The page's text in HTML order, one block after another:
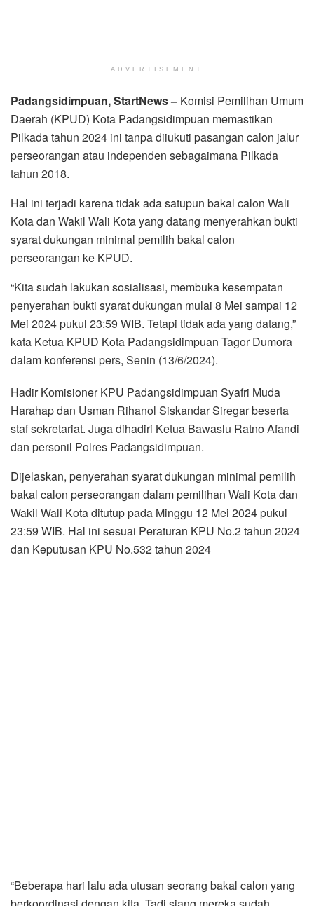
ADVERTISEMENT
Padangsidimpuan, StartNews – Komisi Pemilihan Umum
Daerah (KPUD) Kota Padangsidimpuan memastikan
Pilkada tahun 2024 ini tanpa diiukuti pasangan calon jalur
perseorangan atau independen sebagaimana Pilkada
tahun 2018.
Hal ini terjadi karena tidak ada satupun bakal calon Wali
Kota dan Wakil Wali Kota yang datang menyerahkan bukti
syarat dukungan minimal pemilih bakal calon
perseorangan ke KPUD.
“Kita sudah lakukan sosialisasi, membuka kesempatan
penyerahan bukti syarat dukungan mulai 8 Mei sampai 12
Mei 2024 pukul 23:59 WIB. Tetapi tidak ada yang datang,”
kata Ketua KPUD Kota Padangsidimpuan Tagor Dumora
dalam konferensi pers, Senin (13/6/2024).
Hadir Komisioner KPU Padangsidimpuan Syafri Muda
Harahap dan Usman Rihanol Siskandar Siregar beserta
staf sekretariat. Juga dihadiri Ketua Bawaslu Ratno Afandi
dan personil Polres Padangsidimpuan.
Dijelaskan, penyerahan syarat dukungan minimal pemilih
bakal calon perseorangan dalam pemilihan Wali Kota dan
Wakil Wali Kota ditutup pada Minggu 12 Mei 2024 pukul
23:59 WIB. Hal ini sesuai Peraturan KPU No.2 tahun 2024
dan Keputusan KPU No.532 tahun 2024
“Beberapa hari lalu ada utusan seorang bakal calon yang